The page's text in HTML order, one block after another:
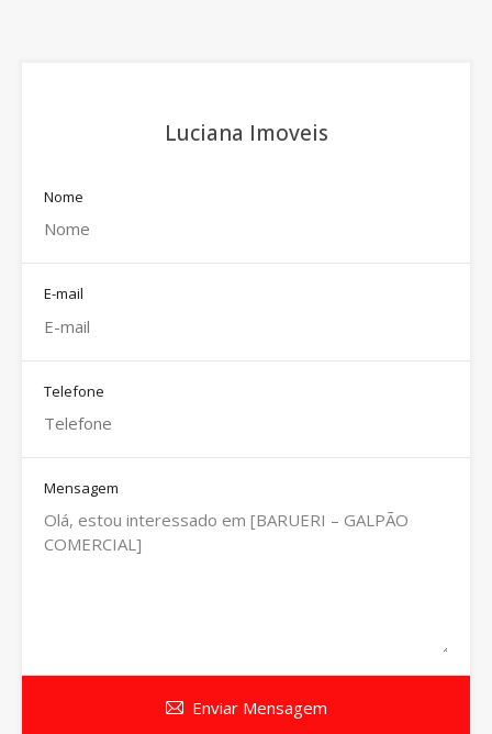
Luciana Imoveis
Nome
E-mail
Telefone
Mensagem
Enviar Mensagem